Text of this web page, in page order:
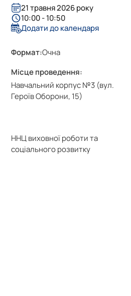
21 травня 2026 року
10:00 - 10:50
Додати до календаря
Формат:Очна
Місце проведення:
Навчальний корпус №3 (вул.
Героїв Оборони, 15)
ННЦ виховної роботи та
соціального розвитку